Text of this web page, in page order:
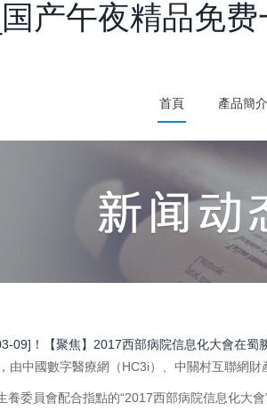
产午夜精品免
首頁 產品簡介
09]！【聚焦】2017西部病院信息化大會在蜀
由中國數字醫療網（HC3i）、中關村互聯網
養委員會配合指點的“2017西部病院信息化大